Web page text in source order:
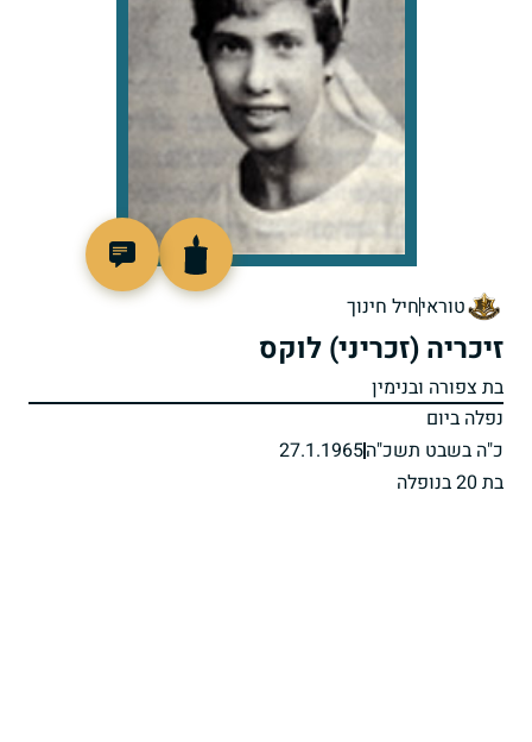
טוראיחיל חינוך
זיכריה (זכריני) לוקס
בת צפורה ובנימין
נפלה ביום
כ"ה בשבט תשכ"ה27.1.1965
בת 20 בנופלה